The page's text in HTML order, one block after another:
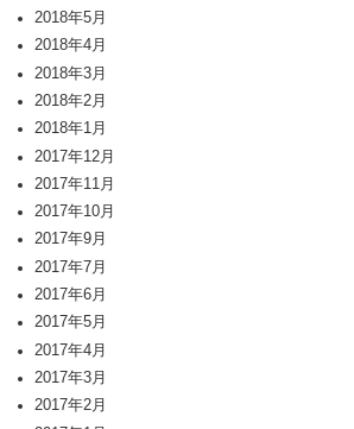
2018年5月
2018年4月
2018年3月
2018年2月
2018年1月
2017年12月
2017年11月
2017年10月
2017年9月
2017年7月
2017年6月
2017年5月
2017年4月
2017年3月
2017年2月